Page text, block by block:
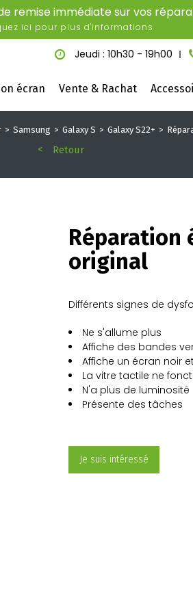
remise immédiate sur vos
ici pour plus d'informations
Jeudi : 10h30 - 19h00
écran Vente & Rachat
Samsung Galaxy S Galaxy S22+
Retour
Réparation
original
Différents signes de
Ne s'allume plus
Affiche des bandes
Affiche un écran noir
La vitre tactile ne
N'a plus de luminosité
Présente des tâches
Je suis intéressé